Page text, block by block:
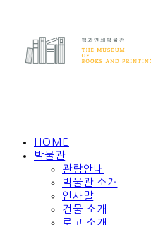
HOME
박물관
관람안내
박물관 소개
인사말
건물 소개
로고 소개